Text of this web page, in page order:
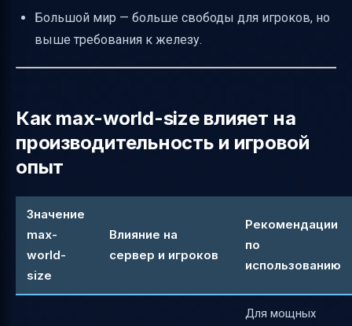
Большой мир — больше свободы для игроков, но
выше требования к железу.
Как max-world-size влияет на
производительность и игровой
опыт
Значение
max-
world-
size
Влияние на
сервер и игроков
Рекомендации
по
использованию
Для мощных